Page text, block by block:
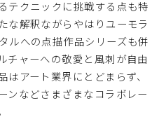
テクニックに挑戦する点も特
な解釈ながらやはりユーモラ
ルへの点描作品シリーズも併
チャーへの敬愛と風刺が自由
アート業界にとどまらず、
ンなどさまざまなコラボレー